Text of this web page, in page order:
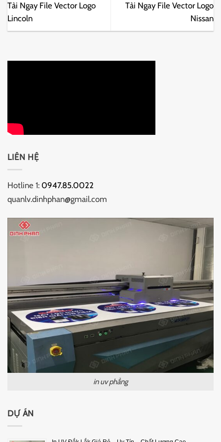
Tải Ngay File Vector Logo
Lincoln
Tải Ngay File Vector Logo
Nissan
LIÊN HỆ
Hotline 1: 0947.85.0022
quanlv.dinhphan@gmail.com
in uv phẳng
DỰ ÁN